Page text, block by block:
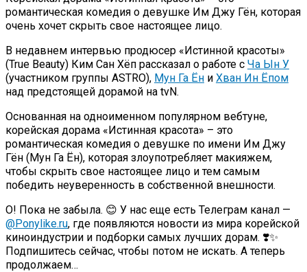
романтическая комедия о девушке Им Джу Гён, которая
очень хочет скрыть свое настоящее лицо.
В недавнем интервью продюсер «Истинной красоты»
(True Beauty) Ким Сан Хёп рассказал о работе с Ча Ын У
(участником группы ASTRO), Мун Га Ён и Хван Ин Ёпом
над предстоящей дорамой на tvN.
Основанная на одноименном популярном вебтуне,
корейская дорама «Истинная красота» – это
романтическая комедия о девушке по имени Им Джу
Гён (Мун Га Ён), которая злоупотребляет макияжем,
чтобы скрыть свое настоящее лицо и тем самым
победить неуверенность в собственной внешности.
О! Пока не забыла. 😊 У нас еще есть Телеграм канал —
@Ponylike.ru, где появляются новости из мира корейской
киноиндустрии и подборки самых лучших дорам. ❣️✨
Подпишитесь сейчас, чтобы потом не искать. А теперь
продолжаем…